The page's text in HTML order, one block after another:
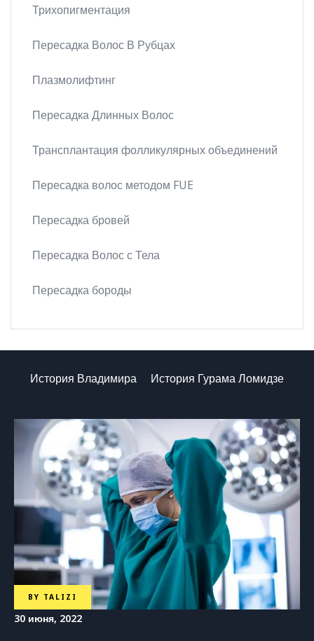
Трихопигментация
Пересадка Волос В Рубцах
Плазмолифтинг
Пересадка Длинных Волос
Трансплантация фолликулярных объединений
Пересадка волос методом FUE
Пересадка бровей
Пересадка Волос с Тела
Пересадка бороды
История Владимира История Гурама Ломидзе
BY TALIZI
30 июня, 2022